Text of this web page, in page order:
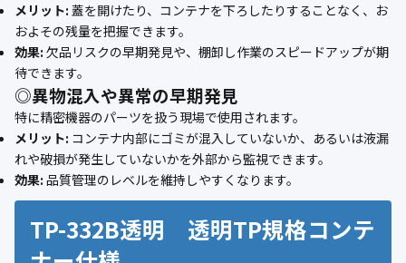
メリット: 蓋を開けたり、コンテナを下ろしたりすることなく、お
およその残量を把握できます。
効果: 欠品リスクの早期発見や、棚卸し作業のスピードアップが期
待できます。
◎異物混入や異常の早期発見
特に精密機器のパーツを扱う現場で使用されます。
メリット: コンテナ内部にゴミが混入していないか、あるいは液漏
れや破損が発生していないかを外部から監視できます。
効果: 品質管理のレベルを維持しやすくなります。
TP-332B透明 透明TP規格コンテ